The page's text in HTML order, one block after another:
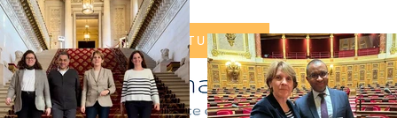
SUIVEZ MON ACTUALITÉ